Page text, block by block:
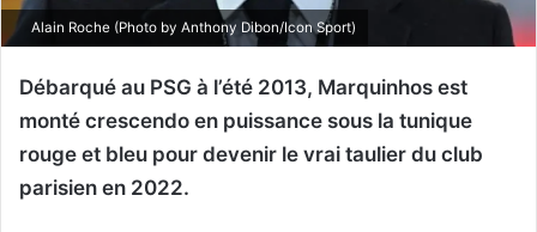
Alain Roche (Photo by Anthony Dibon/Icon Sport)
Débarqué au PSG à l’été 2013, Marquinhos est
monté crescendo en puissance sous la tunique
rouge et bleu pour devenir le vrai taulier du club
parisien en 2022.